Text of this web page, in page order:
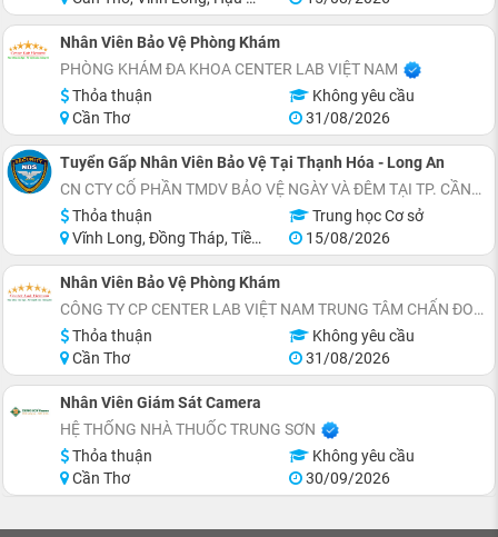
Nhân Viên Bảo Vệ Phòng Khám
PHÒNG KHÁM ĐA KHOA CENTER LAB VIỆT NAM
Thỏa thuận
Không yêu cầu
Cần Thơ
31/08/2026
Tuyển Gấp Nhân Viên Bảo Vệ Tại Thạnh Hóa - Long An
CN CTY CỔ PHẦN TMDV BẢO VỆ NGÀY VÀ ĐÊM TẠI TP. CẦN THƠ
Thỏa thuận
Trung học Cơ sở
Vĩnh Long, Đồng Tháp, Tiền Giang, Long An
15/08/2026
Nhân Viên Bảo Vệ Phòng Khám
CÔNG TY CP CENTER LAB VIỆT NAM TRUNG TÂM CHẨN ĐOÁN Y KHOA
Thỏa thuận
Không yêu cầu
Cần Thơ
31/08/2026
Nhân Viên Giám Sát Camera
HỆ THỐNG NHÀ THUỐC TRUNG SƠN
Thỏa thuận
Không yêu cầu
Cần Thơ
30/09/2026